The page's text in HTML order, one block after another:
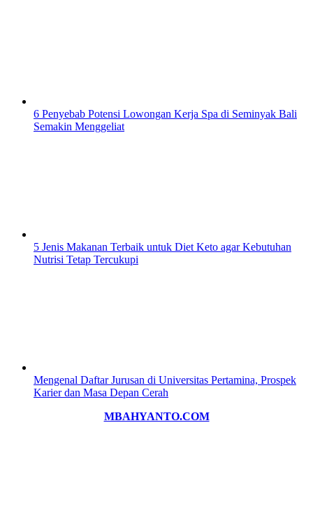
6 Penyebab Potensi Lowongan Kerja Spa di Seminyak Bali
Semakin Menggeliat
5 Jenis Makanan Terbaik untuk Diet Keto agar Kebutuhan
Nutrisi Tetap Tercukupi
Mengenal Daftar Jurusan di Universitas Pertamina, Prospek
Karier dan Masa Depan Cerah
MBAHYANTO.COM